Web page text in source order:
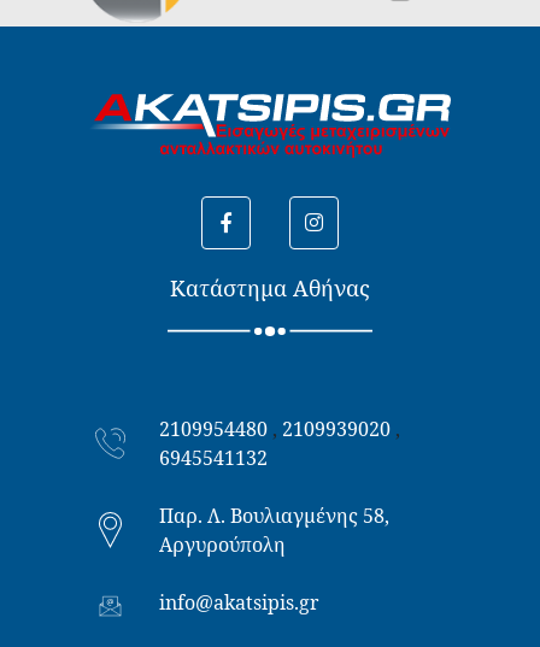
Κατάστημα Αθήνας
2109954480 , 2109939020 ,
6945541132
Παρ. Λ. Βουλιαγμένης 58,
Αργυρούπολη
info@akatsipis.gr